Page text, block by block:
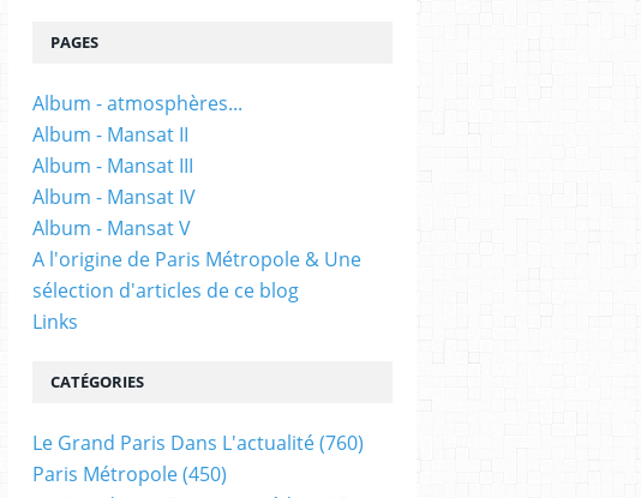
PAGES
Album - atmosphères...
Album - Mansat II
Album - Mansat III
Album - Mansat IV
Album - Mansat V
A l'origine de Paris Métropole & Une
sélection d'articles de ce blog
Links
CATÉGORIES
Le Grand Paris Dans L'actualité(760)
Paris Métropole(450)